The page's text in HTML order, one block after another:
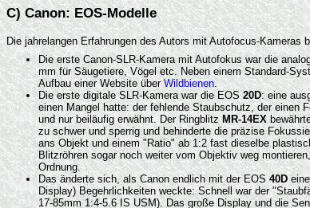
C) Canon: EOS-Modelle
Die jahrelangen Erfahrungen des Autors mit Autofocus-
Die erste Canon-SLR-Kamera mit Autofokus war die
mm für Säugetiere, Vögel etc. Neben einem Standard-
Aufbau einer Website überWildbienen.
Die erste digitale SLR-Kamera war die EOS20D: eine
einen Mangel hatte: der fehlende Staubschutz, der einen
und nur beiläufig erwähnt. Der RingblitzMR-14EX
zu schwer und sperrig und behinderte die präzise
ans Objekt und einem "Ratio" ab 1:2 fast dieselbe
Blitzröhren sogar noch weiter vom Objektiv weg
Ordnung.
Das änderte sich, als Canon endlich mit der EOS40D
Display) Begehrlichkeiten weckte: Schnell war der
17-85mm 1:4-5.6 IS USM). Das große Display und die